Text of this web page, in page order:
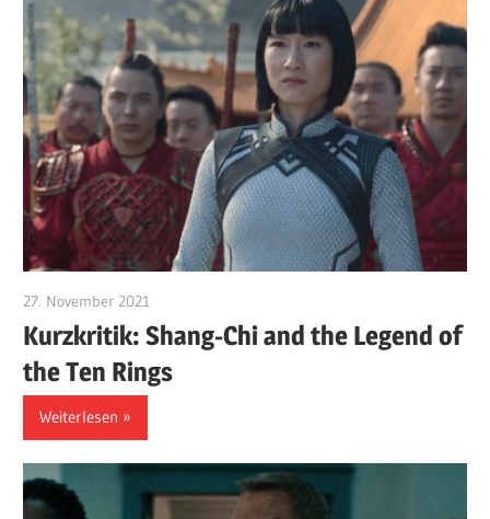
27. November 2021
Kurzkritik: Shang-Chi and the Legend of
the Ten Rings
Weiterlesen